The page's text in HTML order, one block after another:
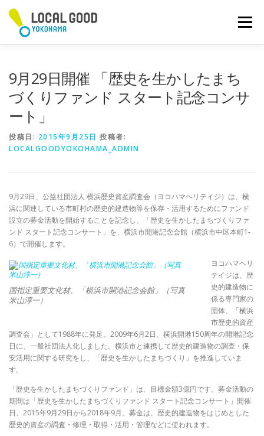
メニュー
9月29日開催 「歴史を生かしたまち
づくりファンド スタート記念コンサ
ート」
投稿日: 2015年9月25日 投稿者:
LOCALGOODYOKOHAMA_ADMIN
9月29日、公益社団法人 横浜歴史資産調査会（ヨコハマヘリテイジ）は、横
浜に関連している市町村の歴史的建造物等を保存・活用するためにファンド
設立の募金活動を開始することを記念し、「歴史を生かしたまちづくりファ
ンド スタート記念コンサート」を、横浜市開港記念会館（横浜市中区本町1-
6）で開催します。
国指定重要文化材、「横浜市開港記念会館」（写真
米山淳一）
ヨコハマヘリ
テイジは、歴
史的建造物に
係る専門家の
団体、「横浜
市歴史的資産
調査会」として1988年に発足。2009年6月2日、横浜開港150周年の開港記念
日に、一般社団法人化しました。横浜市と連携して歴史的建造物の調査・保
安活用に関する研究をし、「歴史を生かしたまちづくり」を推進していま
す。
「歴史を生かしたまちづくりファンド」は、目標金額3億円です。募金活動の
期間は「歴史を生かしたまちづくりファンド スタート記念コンサート」開催
日、2015年9月29日から2018年9月。募金は、歴史的建造物をはじめとした
歴史的資産の調査・修理・取得・活用・管理などに使われます。